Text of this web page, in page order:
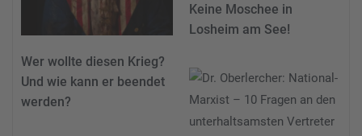
Wer wollte diesen Krieg?
Und wie kann er beendet
werden?
Keine Moschee in
Losheim am See!